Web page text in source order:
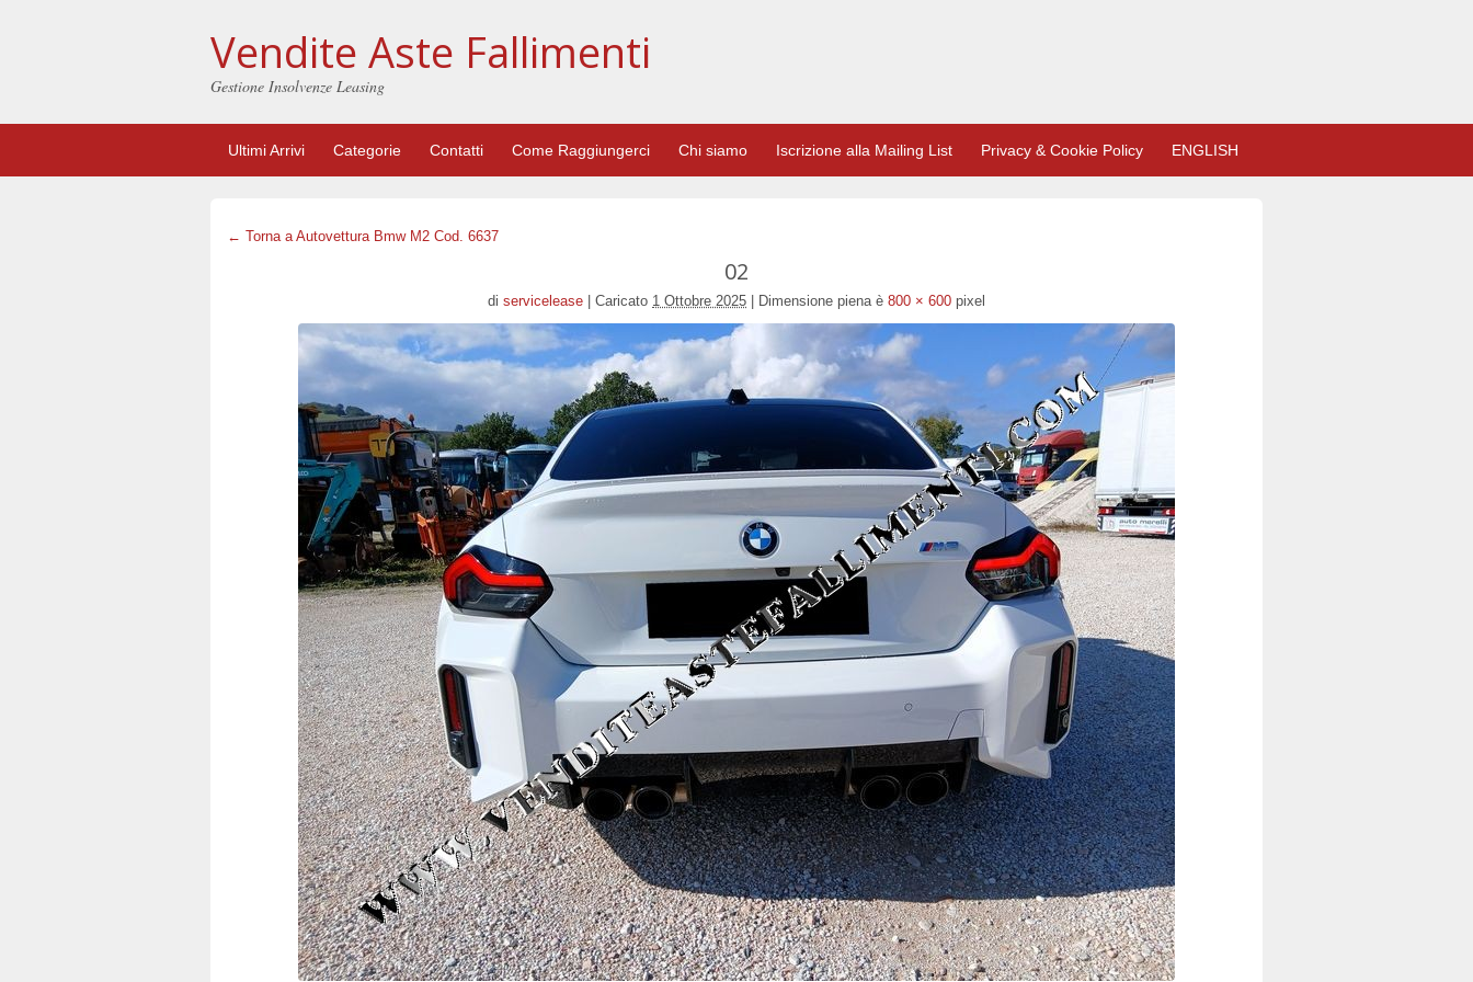
Vendite Aste Fallimenti
Gestione Insolvenze Leasing
Ultimi Arrivi Categorie Contatti Come Raggiungerci Chi siamo Iscrizione alla Mailing List Privacy & Cookie Policy ENGLISH
← Torna a Autovettura Bmw M2 Cod. 6637
02
di servicelease Caricato 1 Ottobre 2025 Dimensione piena è 800 × 600 pixel